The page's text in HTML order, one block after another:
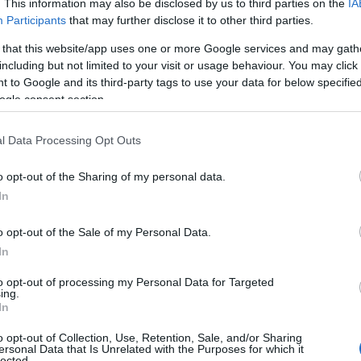
This information may also be disclosed by us to third parties on the
Participants that may further disclose it to other third parties.
that this website/app uses one or more Google services and may
but not limited to your visit or usage behaviour. You may
to Google and its third-party tags to use your data for below
consent section.
Data Processing Opt Outs
opt-out of the Sharing of my personal data.
opt-out of the Sale of my Personal Data.
opt-out of processing my Personal Data for Targeted
opt-out of Collection, Use, Retention, Sale, and/or Sharing
Data that Is Unrelated with the Purposes for which it
2024
un événement crucial pour le secteur des paiements
du monde entier. En tant que partenaire
sur les tendances émergentes et les innovations
protagonistes de l’événement, Ivano Luison, PDG
les stratégies de son
dans le paysage des paiements
clé dans le paysage des paiements numériques,
les transactions pour les entreprises de toutes